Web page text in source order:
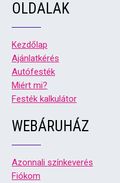
OLDALAK
Kezdőlap
Ajánlatkérés
Autófesték
Miért mi?
Festék kalkulátor
WEBÁRUHÁZ
Azonnali színkeverés
Fiókom